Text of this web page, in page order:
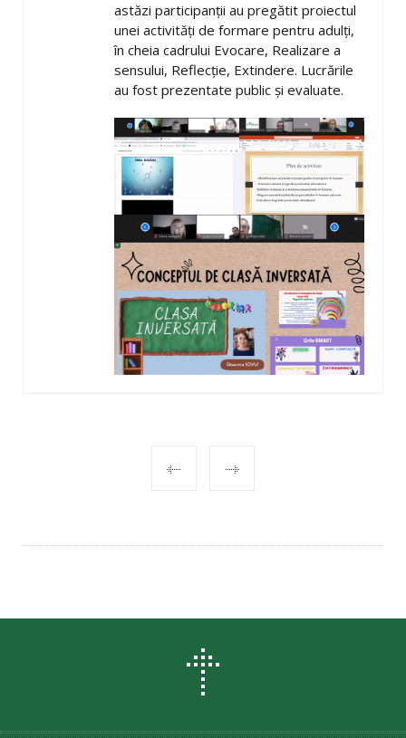
astăzi participanții au pregătit proiectul
unei activități de formare pentru adulți,
în cheia cadrului Evocare, Realizare a
sensului, Reflecție, Extindere. Lucrările
au fost prezentate public și evaluate.
NAVIGATION